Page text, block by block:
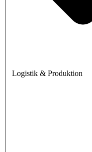
Logistik & Produktion